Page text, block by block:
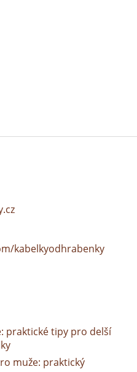
kabelkyodhrabenky
praktické tipy pro delší
muže: praktický